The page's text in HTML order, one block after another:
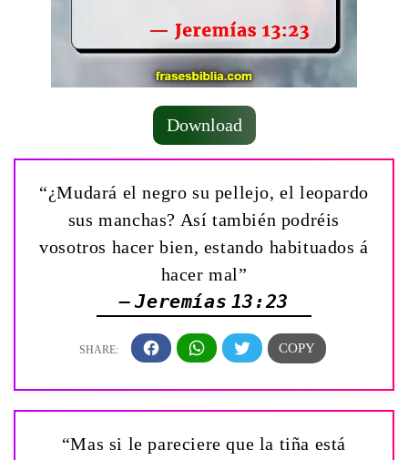
Download
“¿Mudará el negro su pellejo, el leopardo
sus manchas? Así también podréis
vosotros hacer bien, estando habituados á
hacer mal”
— Jeremías 13:23
“Mas si le pareciere que la tiña está